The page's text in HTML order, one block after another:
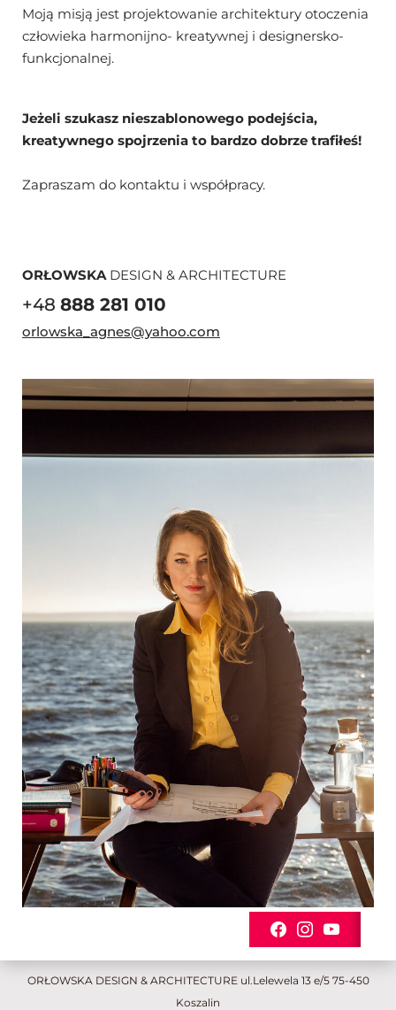
Moją misją jest projektowanie architektury otoczenia
człowieka harmonijno- kreatywnej i designersko-
funkcjonalnej.
Jeżeli szukasz nieszablonowego podejścia,
kreatywnego spojrzenia to bardzo dobrze trafiłeś!
Zapraszam do kontaktu i współpracy.
ORŁOWSKADESIGN & ARCHITECTURE
+48 888 281 010
orlowska_agnes@yahoo.com
ORŁOWSKA DESIGN & ARCHITECTURE ul.Lelewela 13 e/5 75-450
Koszalin